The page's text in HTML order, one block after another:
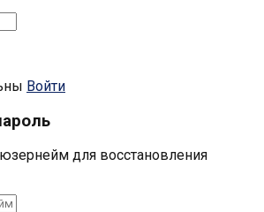
Войти
для восстановления